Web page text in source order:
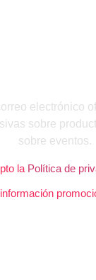
electrónico
sobre
sobre eventos.
la Política de